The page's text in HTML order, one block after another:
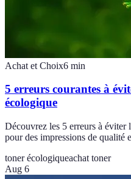
Achat et Choix6 min
5 erreurs courantes à
écologique
Découvrez les 5 erreurs à
pour des impressions de qualité
toner écologiqueachat toner
Aug 6